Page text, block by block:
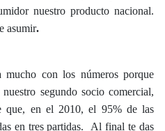
nuestro producto nacional.
asumir.
con los números porque
segundo socio comercial,
que, en el 2010, el 95% de las
en tres partidas. Al final te das